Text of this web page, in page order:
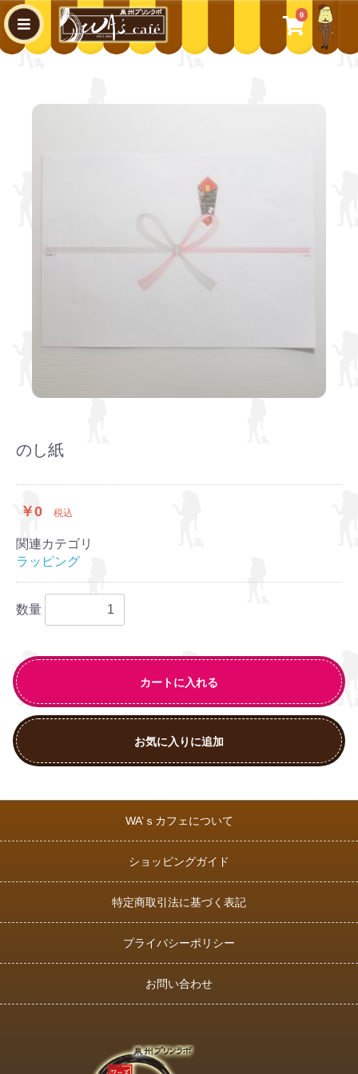
0
WA's cafe
のし紙
￥0 税込
関連カテゴリ
ラッピング
数量
カートに入れる
お気に入りに追加
WA’ｓカフェについて
ショッピングガイド
特定商取引法に基づく表記
プライバシーポリシー
お問い合わせ